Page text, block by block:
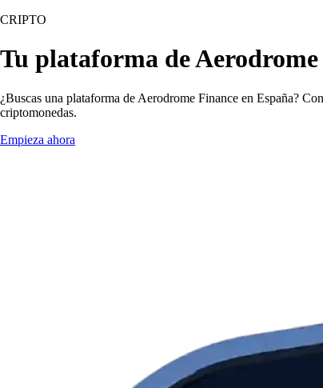
CRIPTO
Tu plataforma de
¿Buscas una plataforma de Aerodrome Finance en España?
criptomonedas.
Empieza ahora